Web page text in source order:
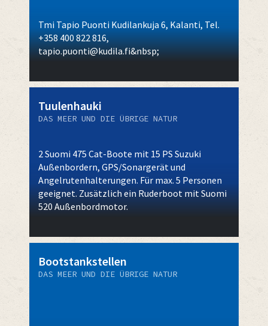
Tmi Tapio Puonti Kudilankuja 6, Kalanti, Tel.
+358 400 822 816,
tapio.puonti@kudila.fi&nbsp;
Tuulenhauki
DAS MEER UND DIE ÜBRIGE NATUR
2 Suomi 475 Cat-Boote mit 15 PS Suzuki
Außenbordern, GPS/Sonargerät und
Angelrutenhalterungen. Für max. 5 Personen
geeignet. Zusätzlich ein Ruderboot mit Suomi
520 Außenbordmotor.
Bootstankstellen
DAS MEER UND DIE ÜBRIGE NATUR